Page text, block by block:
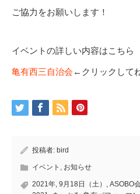
ご協力をお願いします！
イベントの詳しい内容はこちら
亀有西三自治会 ←クリックして
投稿者: bird
イベント お知らせ
2021年 9月18日（土） ASOBO